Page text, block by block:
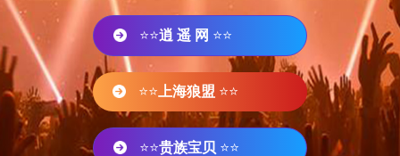
⭐⭐逍 遥 网 ⭐⭐
⭐⭐ 上海狼盟 ⭐⭐
⭐⭐贵族宝贝 ⭐⭐